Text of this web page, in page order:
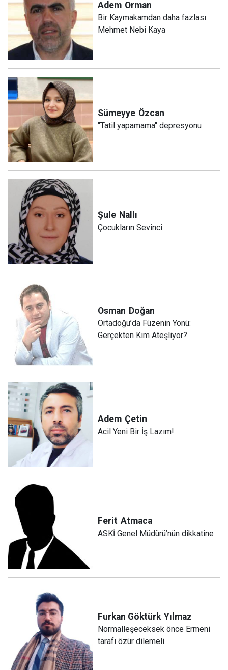
Adem Orman
Bir Kaymakamdan daha fazlası:
Mehmet Nebi Kaya
Sümeyye Özcan
"Tatil yapamama" depresyonu
Şule Nallı
Çocukların Sevinci
Osman Doğan
Ortadoğu’da Füzenin Yönü:
Gerçekten Kim Ateşliyor?
Adem Çetin
Acil Yeni Bir İş Lazım!
Ferit Atmaca
ASKİ Genel Müdürü’nün dikkatine
Furkan Göktürk Yılmaz
Normalleşeceksek önce Ermeni
tarafı özür dilemeli